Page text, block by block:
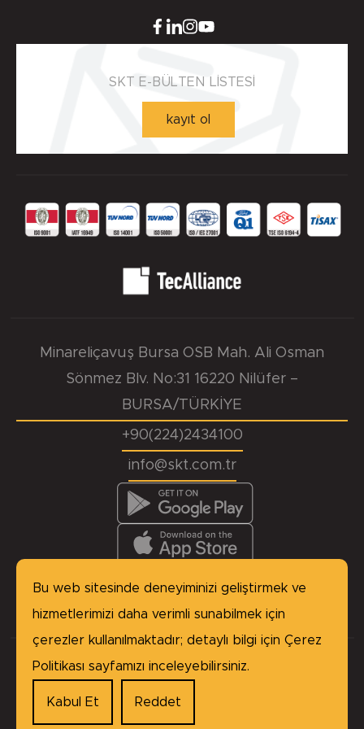
Yuva Toleransı - ISO H8 max.
0.00 mm.
Yuva Yüzey Pürüzlülük Değerleri - µm ( DIN 4768 )
SKT E-BÜLTEN LİSTESİ
kayıt ol
Minareliçavuş Bursa OSB Mah. Ali Osman
Sönmez Blv. No:31 16220 Nilüfer –
BURSA/TÜRKİYE
+90(224)2434100
info@skt.com.tr
Copyright © 2026 SKT Yağ Keçeleri, tüm hakları
saklıdır.
made byBABEL
Bu web sitesinde deneyiminizi geliştirmek ve
hizmetlerimizi daha verimli sunabilmek için
çerezler kullanılmaktadır; detaylı bilgi için Çerez
Politikası sayfamızı inceleyebilirsiniz.
Kabul Et Reddet